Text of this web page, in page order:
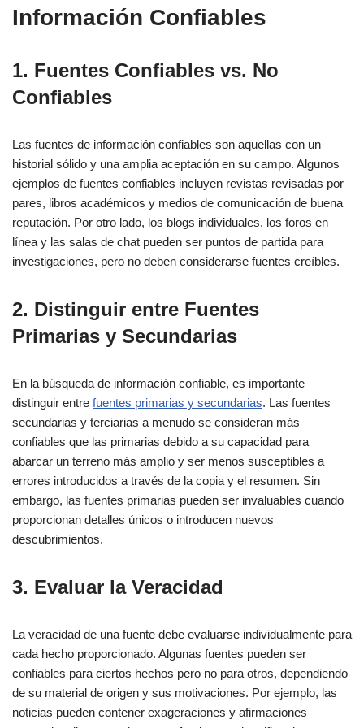
Información Confiables
1. Fuentes Confiables vs. No
Confiables
Las fuentes de información confiables son aquellas con un
historial sólido y una amplia aceptación en su campo. Algunos
ejemplos de fuentes confiables incluyen revistas revisadas por
pares, libros académicos y medios de comunicación de buena
reputación. Por otro lado, los blogs individuales, los foros en
línea y las salas de chat pueden ser puntos de partida para
investigaciones, pero no deben considerarse fuentes creíbles.
2. Distinguir entre Fuentes
Primarias y Secundarias
En la búsqueda de información confiable, es importante
distinguir entre fuentes primarias y secundarias. Las fuentes
secundarias y terciarias a menudo se consideran más
confiables que las primarias debido a su capacidad para
abarcar un terreno más amplio y ser menos susceptibles a
errores introducidos a través de la copia y el resumen. Sin
embargo, las fuentes primarias pueden ser invaluables cuando
proporcionan detalles únicos o introducen nuevos
descubrimientos.
3. Evaluar la Veracidad
La veracidad de una fuente debe evaluarse individualmente para
cada hecho proporcionado. Algunas fuentes pueden ser
confiables para ciertos hechos pero no para otros, dependiendo
de su material de origen y sus motivaciones. Por ejemplo, las
noticias pueden contener exageraciones y afirmaciones